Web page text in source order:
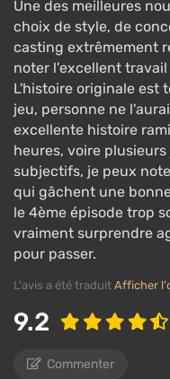
Une des meilleures
choix de style, de
casting extrêmement
noter l'excellent
L'histoire originale est
jeu, personne ne
excellente histoire
heures, voire
subjectifs, je peux
qui gâchent une
le 4ème épisode trop
vraiment surprendre
pour passer.
L'avis a été traduit Afficher
9.2
Commenter